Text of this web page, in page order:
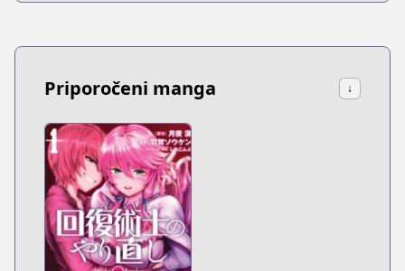
Priporočeni manga ↓